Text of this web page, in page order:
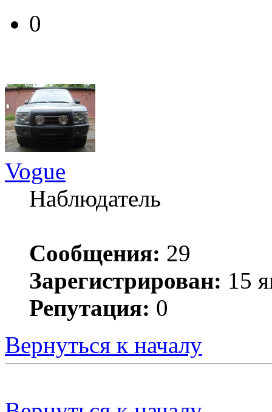
0
Vogue
Наблюдатель
Сообщения: 29
Зарегистрирован: 15
Репутация: 0
Вернуться к началу